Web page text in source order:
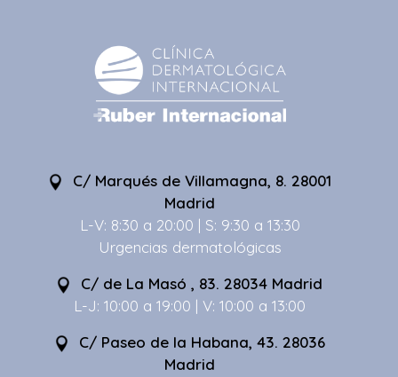
C/ Marqués de Villamagna, 8. 28001
Madrid
L-V: 8:30 a 20:00 | S: 9:30 a 13:30
Urgencias dermatológicas
C/ de La Masó , 83. 28034 Madrid
L-J: 10:00 a 19:00 | V: 10:00 a 13:00
C/ Paseo de la Habana, 43. 28036
Madrid